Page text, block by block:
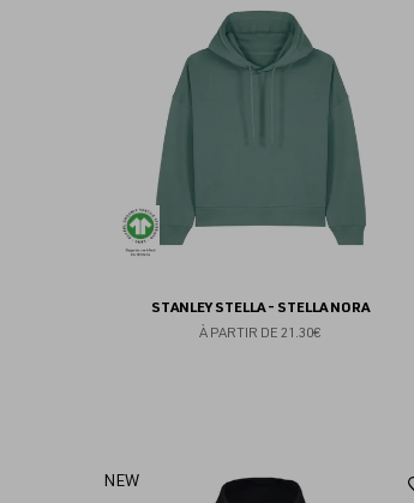
STANLEY STELLA - STELLA NORA
À PARTIR DE 21.30€
NEW